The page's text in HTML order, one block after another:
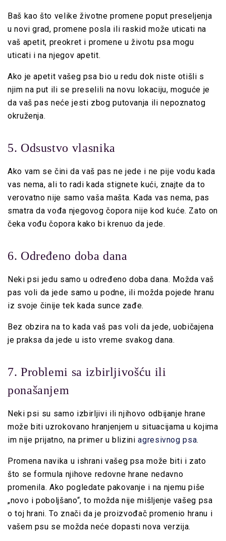
Baš kao što velike životne promene poput preseljenja
u novi grad, promene posla ili raskid može uticati na
vaš apetit, preokret i promene u životu psa mogu
uticati i na njegov apetit.
Ako je apetit vašeg psa bio u redu dok niste otišli ​​s
njim na put ili se preselili na novu lokaciju, moguće je
da vaš pas neće jesti zbog putovanja ili nepoznatog
okruženja.
5. Odsustvo vlasnika
Ako vam se čini da vaš pas ne jede i ne pije vodu kada
vas nema, ali to radi kada stignete kući, znajte da to
verovatno nije samo vaša mašta. Kada vas nema, pas
smatra da vođa njegovog čopora nije kod kuće. Zato on
čeka vođu čopora kako bi krenuo da jede.
6. Određeno doba dana
Neki psi jedu samo u određeno doba dana. Možda vaš
pas voli da jede samo u podne, ili možda pojede hranu
iz svoje činije tek kada sunce zađe.
Bez obzira na to kada vaš pas voli da jede, uobičajena
je praksa da jede u isto vreme svakog dana.
7. Problemi sa izbirljivošću ili
ponašanjem
Neki psi su samo izbirljivi ili njihovo odbijanje hrane
može biti uzrokovano hranjenjem u situacijama u kojima
im nije prijatno, na primer u bliziniagresivnog psa.
Promena navika u ishrani vašeg psa može biti i zato
što se formula njihove redovne hrane nedavno
promenila. Ako pogledate pakovanje i na njemu piše
„novo i poboljšano“, to možda nije mišljenje vašeg psa
o toj hrani. To znači da je proizvođač promenio hranu i
vašem psu se možda neće dopasti nova verzija.